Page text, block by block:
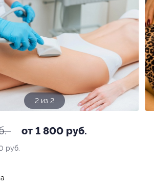
1 из 2
от 1 800 руб.
руб.